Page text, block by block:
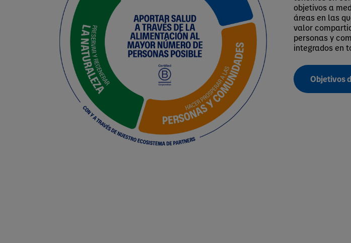
objetivos a
áreas en las
valor
personas y
integrados en
Objetivos